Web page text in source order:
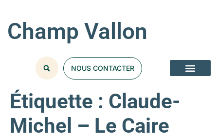
Champ Vallon
NOUS CONTACTER
Étiquette : Claude-
Michel – Le Caire